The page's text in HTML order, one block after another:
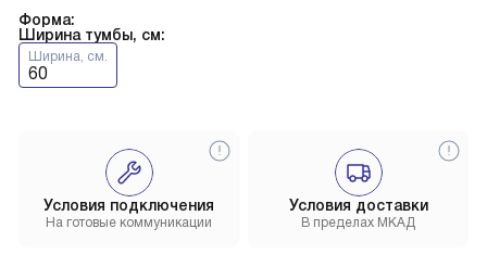
Форма:
Ширина тумбы, см:
Ширина, см.
60
Условия доставки
В пределах МКАД
Условия подключения
На готовые коммуникации